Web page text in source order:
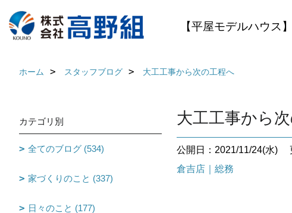
【平屋モデルハウス
ホーム スタッフブログ 大工工事から次の工程へ
大工工事から
公開日：2021/11/24(水)
倉吉店｜総務
カテゴリ別
全てのブログ (534)
家づくりのこと (337)
日々のこと (177)